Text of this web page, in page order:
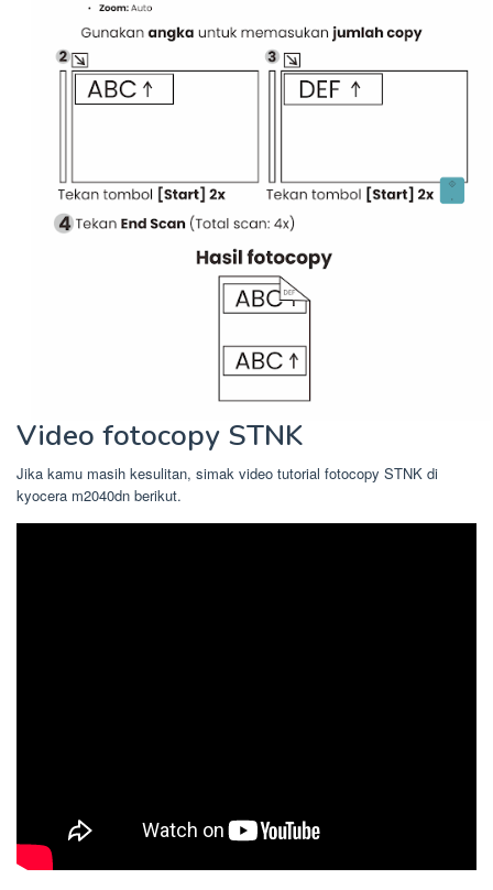
Video fotocopy STNK
Jika kamu masih kesulitan, simak video tutorial fotocopy STNK di
kyocera m2040dn berikut.